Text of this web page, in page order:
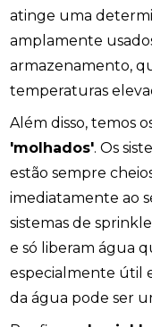
atinge uma
amplamente
armazenamento,
temperaturas
Além disso, temos
'molhados'. Os
estão sempre
imediatamente ao
sistemas de
e só liberam água
especialmente útil
da água pode ser